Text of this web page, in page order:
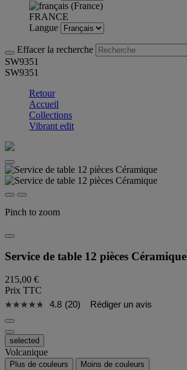
FRANCE
Langue
Effacer la recherche
SW9351
SW9351
Retour
Accueil
Collections
Vibrant edit
Pinch to zoom
Service de table 12 pièces Céramique
215,00 €
Prix TTC
4.8 (20) Rédiger un avis
selected
Volcanique
Plus de couleurs Moins de couleurs